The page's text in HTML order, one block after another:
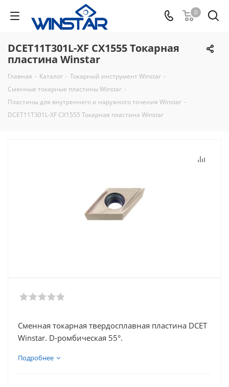
0
DCET11T301L-XF CX1555 Токарная
пластина Winstar
Главная - Каталог - Токарный инструмент Winstar -
Сменные токарные пластины Winstar -
Пластины для внутреннего и наружного точения Winstar -
DCET11T301L-XF CX1555 Токарная пластина Winstar
Сменная токарная твердосплавная пластина DCET
Winstar. D-ромбическая 55°.
Подробнее